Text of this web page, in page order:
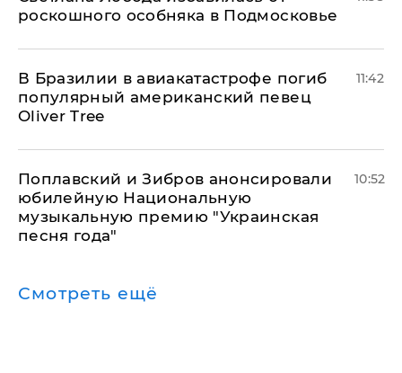
роскошного особняка в Подмосковье
В Бразилии в авиакатастрофе погиб
популярный американский певец
Oliver Tree
11:42
Поплавский и Зибров анонсировали
юбилейную Национальную
музыкальную премию "Украинская
песня года"
10:52
Смотреть ещё